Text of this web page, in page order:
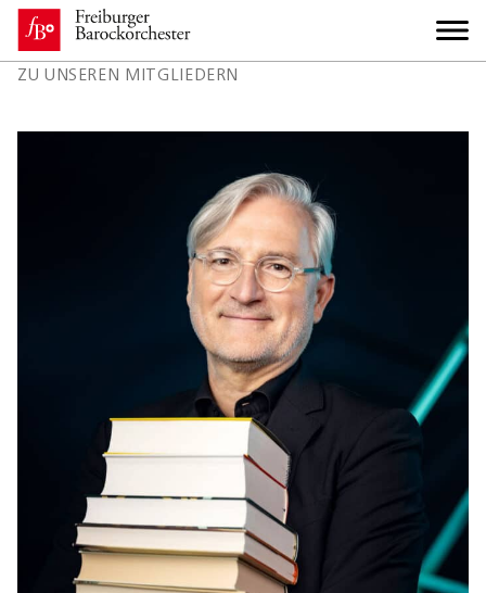
ZU UNSEREN MITGLIEDERN